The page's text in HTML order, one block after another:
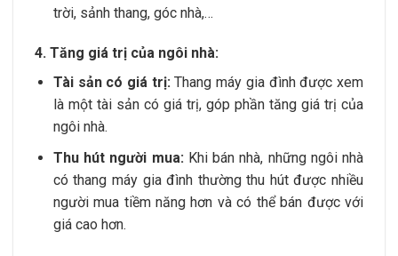
trời, sảnh thang, góc nhà,…
4. Tăng giá trị của ngôi nhà:
Tài sản có giá trị:Thang máy gia đình được xem
là một tài sản có giá trị, góp phần tăng giá trị của
ngôi nhà.
Thu hút người mua:Khi bán nhà, những ngôi nhà
có thang máy gia đình thường thu hút được nhiều
người mua tiềm năng hơn và có thể bán được với
giá cao hơn.